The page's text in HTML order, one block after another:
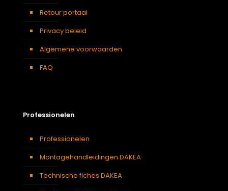
Retour portaal
Privacy beleid
Algemene voorwaarden
FAQ
Professionelen
Professionelen
Montagehandleidingen DAKEA
Technische fiches DAKEA